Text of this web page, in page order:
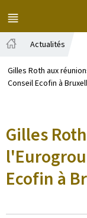
MENU
PRINCIPAL
Actualités
Gilles Roth aux
Conseil Ecofin à
Gilles
Ecofin à